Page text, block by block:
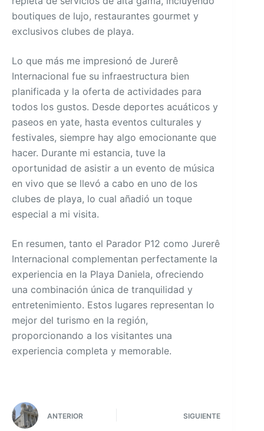
boutiques de lujo, restaurantes gourmet y
exclusivos clubes de playa.
Lo que más me impresionó de Jurerê
Internacional fue su infraestructura bien
planificada y la oferta de actividades para
todos los gustos. Desde deportes acuáticos y
paseos en yate, hasta eventos culturales y
festivales, siempre hay algo emocionante que
hacer. Durante mi estancia, tuve la
oportunidad de asistir a un evento de música
en vivo que se llevó a cabo en uno de los
clubes de playa, lo cual añadió un toque
especial a mi visita.
En resumen, tanto el Parador P12 como Jurerê
Internacional complementan perfectamente la
experiencia en la Playa Daniela, ofreciendo
una combinación única de tranquilidad y
entretenimiento. Estos lugares representan lo
mejor del turismo en la región,
proporcionando a los visitantes una
experiencia completa y memorable.
ANTERIOR SIGUIENTE